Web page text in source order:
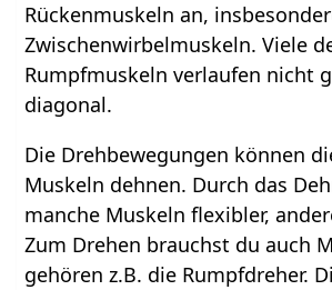
Rückenmuskeln an,
Zwischenwirbelmuskeln. Viele
Rumpfmuskeln verlaufen nicht
diagonal.
Die Drehbewegungen können
Muskeln dehnen. Durch das
manche Muskeln flexibler,
Zum Drehen brauchst du auch
gehören z.B. die Rumpfdreher.